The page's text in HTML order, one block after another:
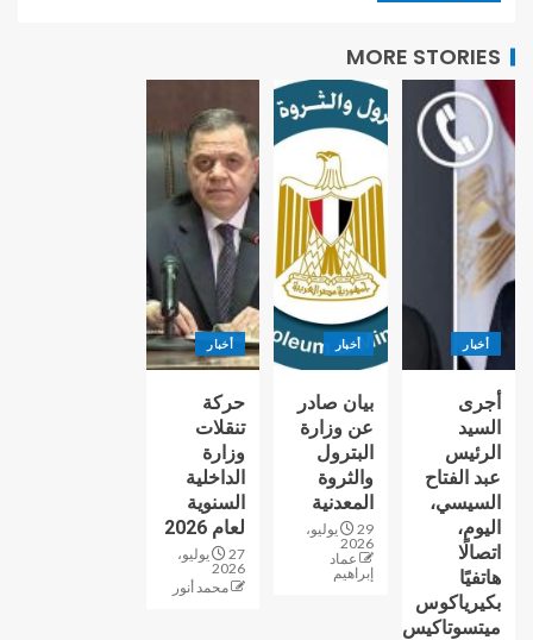
MORE STORIES
أخبار
أجرى
السيد
الرئيس
عبد الفتاح
السيسي،
اليوم،
اتصالًا
هاتفيًا
بكيرياكوس
ميتسوتاكيس
أخبار
بيان صادر
عن وزارة
البترول
والثروة
المعدنية
29 يوليو،
2026
عماد
إبراهيم
أخبار
حركة
تنقلات
وزارة
الداخلية
السنوية
لعام 2026
27 يوليو،
2026
محمد أنور